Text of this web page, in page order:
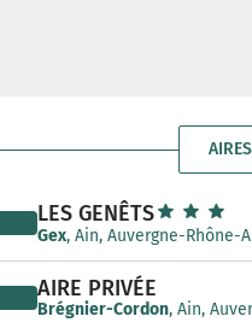
LES GENÊTS
Gex, Ain, Auvergne-Rhône-
AIRE PRIVÉE
Brégnier-Cordon, Ain,